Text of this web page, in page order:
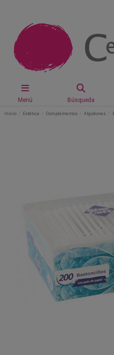
Menú Búsqueda
Inicio Estética Complementos Algodones